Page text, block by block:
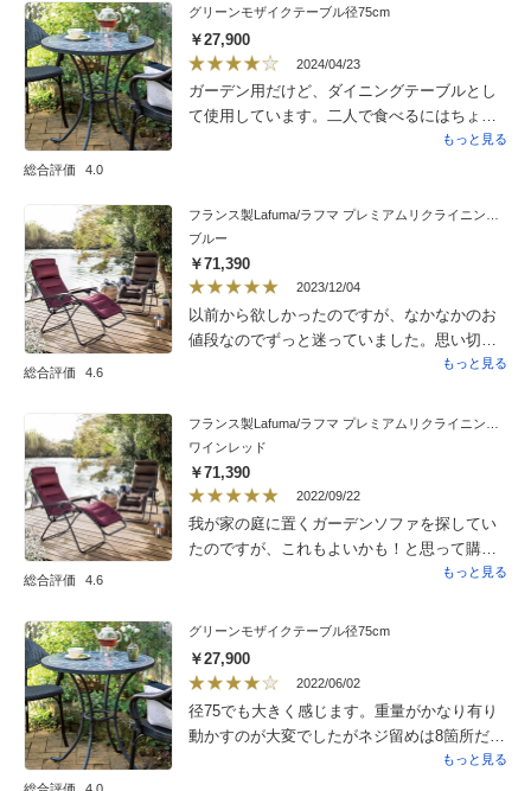
総合評価 4.0
グリーンモザイクテーブル径75cm
￥27,900
2024/04/23
ガーデン用だけど、ダイニングテーブルとし
て使用しています。二人で食べるにはちょう
どいいサイズでした。色味もグリーングレー
もっと見る
総合評価 4.6
ブルー
￥71,390
2023/12/04
以前から欲しかったのですが、なかなかのお
値段なのでずっと迷っていました。思い切っ
て今回クーポンを利用してブルーを購入しま
最高。角度を変えるのにちょっとコツがいり
ましたがすぐに慣れました。一番深く倒すと
足が上がって身体が軽くなります。コンパク
トにたためてさほど重くもなく期待していた
とうりチェアです。
もっと見る
総合評価 4.6
ワインレッド
￥71,390
2022/09/22
我が家の庭に置くガーデンソファを探してい
たのですが、これもよいかも！と思って購入
しました。リクライニングも心地よく、さす
でお昼寝したら最高かと思うのですが、あま
いて使ってます。早速家族で取り合いになっ
もっと見る
グリーンモザイクテーブル径75cm
￥27,900
2022/06/02
径75でも大きく感じます。重量がかなり有り
動かすのが大変でしたがネジ留めは8箇所だっ
たので高齢者の私でもすぐ出来ました。とに
もっと見る